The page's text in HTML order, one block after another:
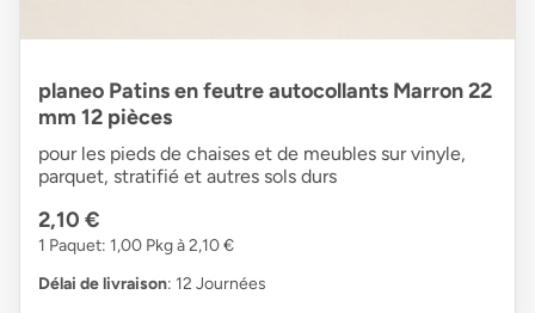
planeo Patins en feutre autocollants Marron 22
mm 12 pièces
pour les pieds de chaises et de meubles sur vinyle,
parquet, stratifié et autres sols durs
2,10 €
1 Paquet: 1,00 Pkg à 2,10 €
Délai de livraison: 12 Journées